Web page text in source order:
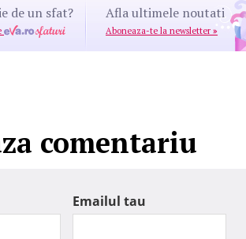
de un sfat? Afla ultimele noutati
Aboneaza-te la newsletter »
comentariu
Emailul tau